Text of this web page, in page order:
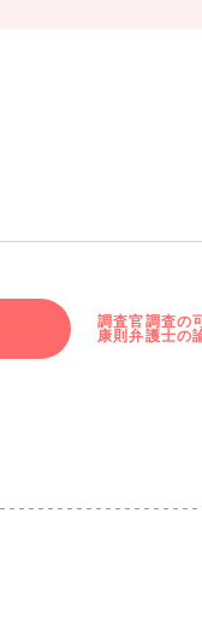
調査官調査の
康則弁護士の